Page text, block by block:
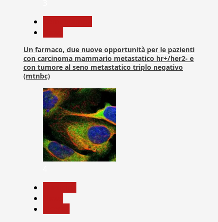
Un farmaco, due nuove opportunità per le pazienti
con carcinoma mammario metastatico hr+/her2- e
con tumore al seno metastatico triplo negativo
(mtnbc)